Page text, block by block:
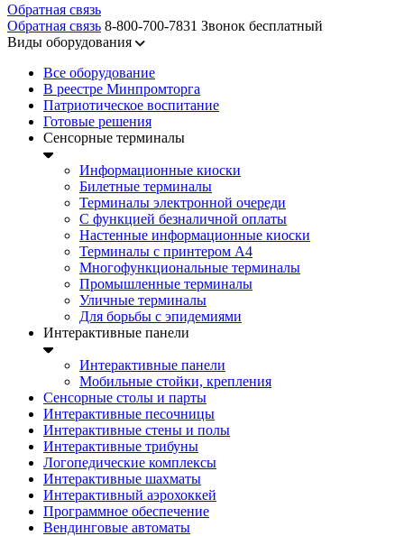
Обратная связь
Обратная связь 8-800-700-7831 Звонок бесплатный
Виды оборудования
Все оборудование
В реестре Минпромторга
Патриотическое воспитание
Готовые решения
Сенсорные терминалы
Информационные киоски
Билетные терминалы
Терминалы электронной очереди
C функцией безналичной оплаты
Настенные информационные киоски
Терминалы с принтером А4
Многофункциональные терминалы
Промышленные терминалы
Уличные терминалы
Для борьбы с эпидемиями
Интерактивные панели
Интерактивные панели
Мобильные стойки, крепления
Сенсорные столы и парты
Интерактивные песочницы
Интерактивные стены и полы
Интерактивные трибуны
Логопедические комплексы
Интерактивные шахматы
Интерактивный аэрохоккей
Программное обеспечение
Вендинговые автоматы